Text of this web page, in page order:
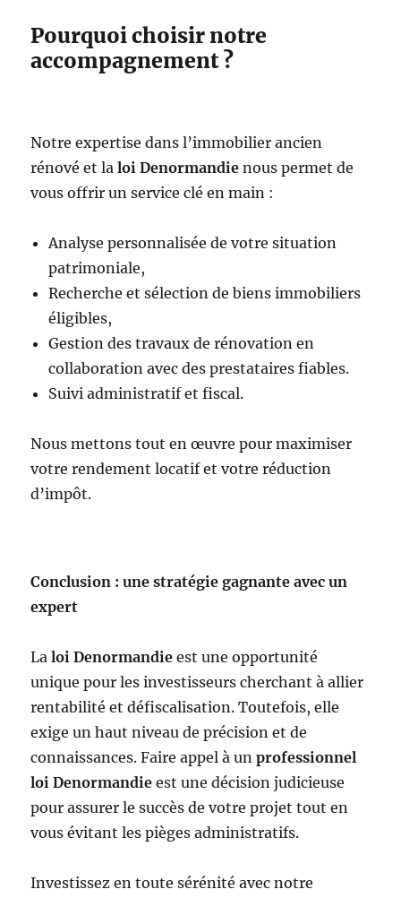
Pourquoi choisir notre
accompagnement ?
Notre expertise dans l’immobilier ancien
rénové et laloi Denormandie nous permet de
vous offrir un service clé en main :
Analyse personnalisée de votre situation
patrimoniale,
Recherche et sélection de biens immobiliers
éligibles,
Gestion des travaux de rénovation en
collaboration avec des prestataires fiables.
Suivi administratif et fiscal.
Nous mettons tout en œuvre pour maximiser
votre rendement locatif et votre réduction
d’impôt.
Conclusion : une stratégie gagnante avec un
expert
Laloi Denormandie est une opportunité
unique pour les investisseurs cherchant à allier
rentabilité et défiscalisation. Toutefois, elle
exige un haut niveau de précision et de
connaissances. Faire appel à unprofessionnel
loi Denormandie est une décision judicieuse
pour assurer le succès de votre projet tout en
vous évitant les pièges administratifs.
Investissez en toute sérénité avec notre